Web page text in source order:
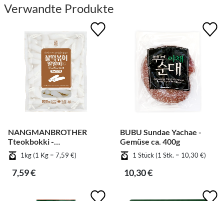
Verwandte Produkte
NANGMANBROTHER
Tteokbokki -
Weizenkuchen
1kg (1 Kg = 7,59 €)
7,59 €
BUBU Sundae Yachae -
Gemüse ca. 400g
1 Stück (1 Stk. = 10,30 €)
10,30 €